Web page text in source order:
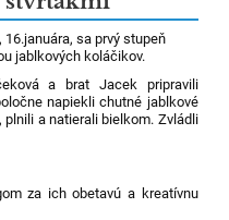
sa prvý stupeň
jablkových koláčikov.
a brat Jacek pripravili
napiekli chutné jablkové
a natierali bielkom. Zvládli
za ich obetavú a kreatívnu